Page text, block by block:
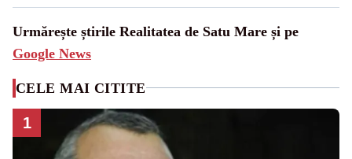
Urmărește știrile Realitatea de Satu Mare și pe
Google News
CELE MAI CITITE
1